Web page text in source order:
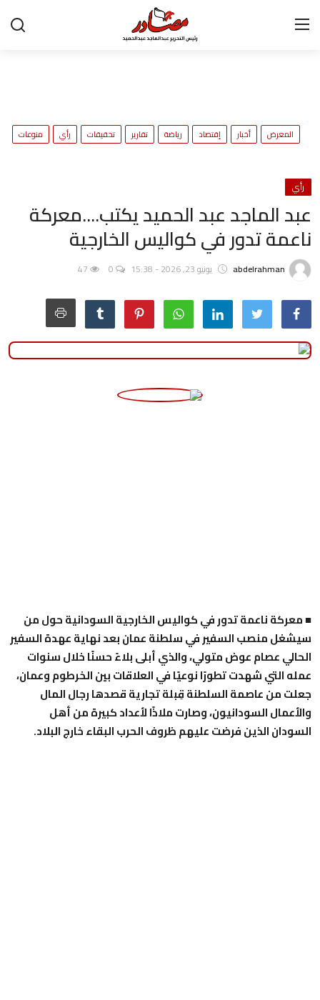
المعرض
إقتصاد
رياضة
تقارير
تحقيقات
رأي
منوعات
المعرض أخبار إقتصاد رياضة تقارير تحقيقات رأي منوعات
رأي
عبد الماجد عبد الحميد يكتب....معركة
ناعمة تدور في كواليس الخارجية
abdelrahman يونيو 23, 2026 - 15:38
■ معركة ناعمة تدور في كواليس الخارجية السودانية حول من
سيشغل منصب السفير في سلطنة عمان بعد نهاية عهدة السفير
الحالي عصام عوض متولي، والذي أبلى بلاءً حسنًا خلال سنوات
عمله التي شهدت تطورًا نوعيًا في العلاقات بين الخرطوم وعمان،
جعلت من عاصمة السلطنة قِبلة تجارية قصدها رجال المال
والأعمال السودانيون، وصارت ملاذًا لأعداد كبيرة من أهل
السودان الذين فرضت عليهم ظروف الحرب البقاء خارج البلاد.